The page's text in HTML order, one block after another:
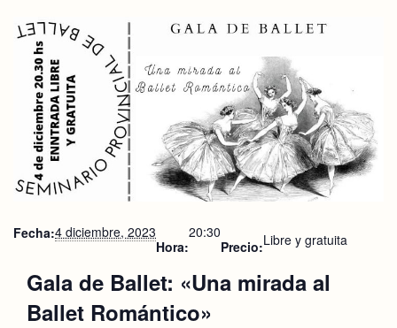
Fecha:4 diciembre, 2023
Hora:
20:30
Precio:Libre y gratuita
Gala de Ballet: «Una mirada al
Ballet Romántico»